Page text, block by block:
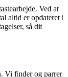
Ved at
altid er opdateret i
så dit
Vi finder og parrer